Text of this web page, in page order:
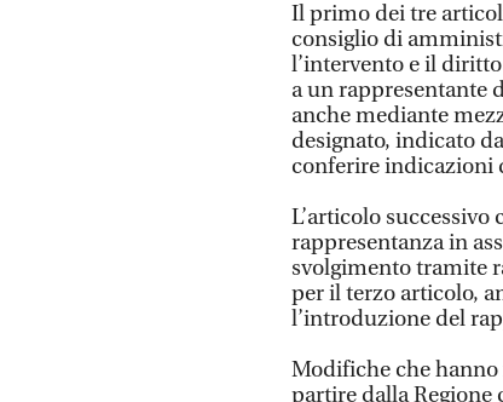
Il primo dei tre
consiglio di
l’intervento e il
a un rappresentante
anche mediante
designato, indicato
conferire indicazioni
L’articolo
rappresentanza in
svolgimento tramite
per il terzo articolo,
l’introduzione del
Modifiche che
partire dalla Regione